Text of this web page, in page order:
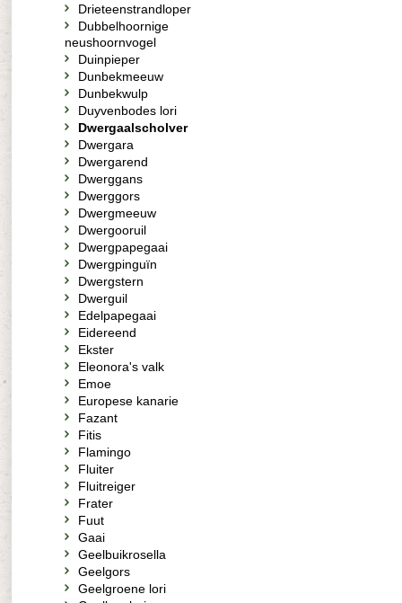
Drieteenstrandloper
Dubbelhoornige
neushoornvogel
Duinpieper
Dunbekmeeuw
Dunbekwulp
Duyvenbodes lori
Dwergaalscholver
Dwergara
Dwergarend
Dwerggans
Dwerggors
Dwergmeeuw
Dwergooruil
Dwergpapegaai
Dwergpinguïn
Dwergstern
Dwerguil
Edelpapegaai
Eidereend
Ekster
Eleonora's valk
Emoe
Europese kanarie
Fazant
Fitis
Flamingo
Fluiter
Fluitreiger
Frater
Fuut
Gaai
Geelbuikrosella
Geelgors
Geelgroene lori